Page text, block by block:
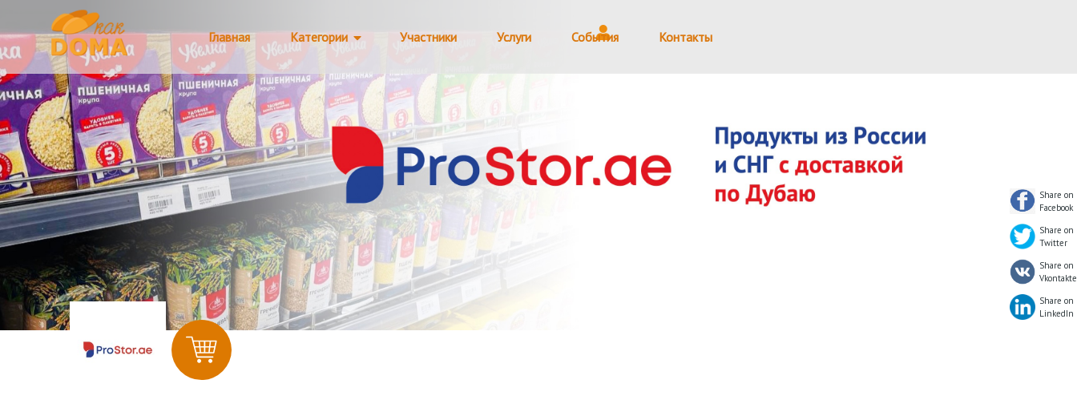
Главная Категории Участники Услуги События Контакты
Share on
Facebook
Share on
Twitter
Share on
Vkontakte
Share on
LinkedIn